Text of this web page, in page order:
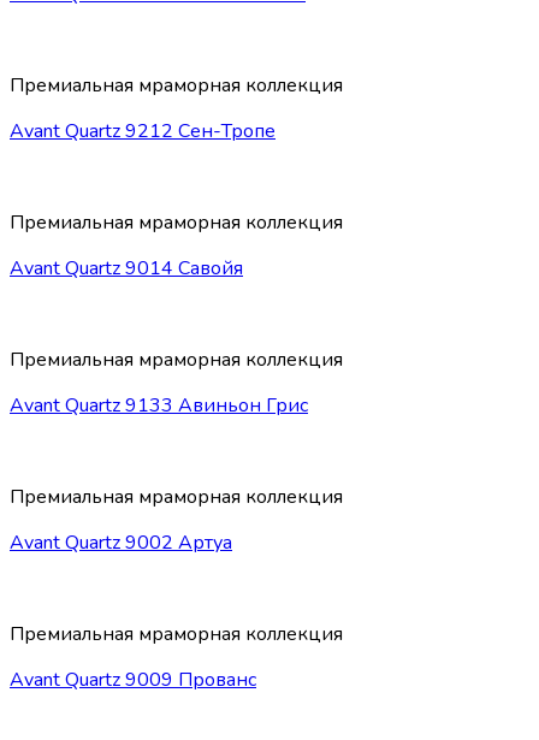
Премиальная мраморная коллекция
Avant Quartz 9212 Сен-Тропе
Премиальная мраморная коллекция
Avant Quartz 9014 Савойя
Премиальная мраморная коллекция
Avant Quartz 9133 Авиньон Грис
Премиальная мраморная коллекция
Avant Quartz 9002 Артуа
Премиальная мраморная коллекция
Avant Quartz 9009 Прованс